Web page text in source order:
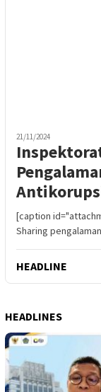
21/11/2024
[caption
Sharing
HEADLINE
HEADLINES